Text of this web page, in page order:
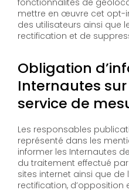
fonctionnalités de
mettre en œuvre cet opt-
des utilisateurs ainsi que leur droit d’accès, de
rectification et de
Obligation
Internautes sur
service de
Les responsables
représenté dans les
informer les Internautes
du traitement effectué
sites internet ainsi que de leurs droits d’accès, de
rectification, d’opposition